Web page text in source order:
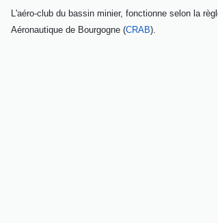
L'aéro-club du bassin minier, fonctionne selon la
Aéronautique de Bourgogne (CRAB).